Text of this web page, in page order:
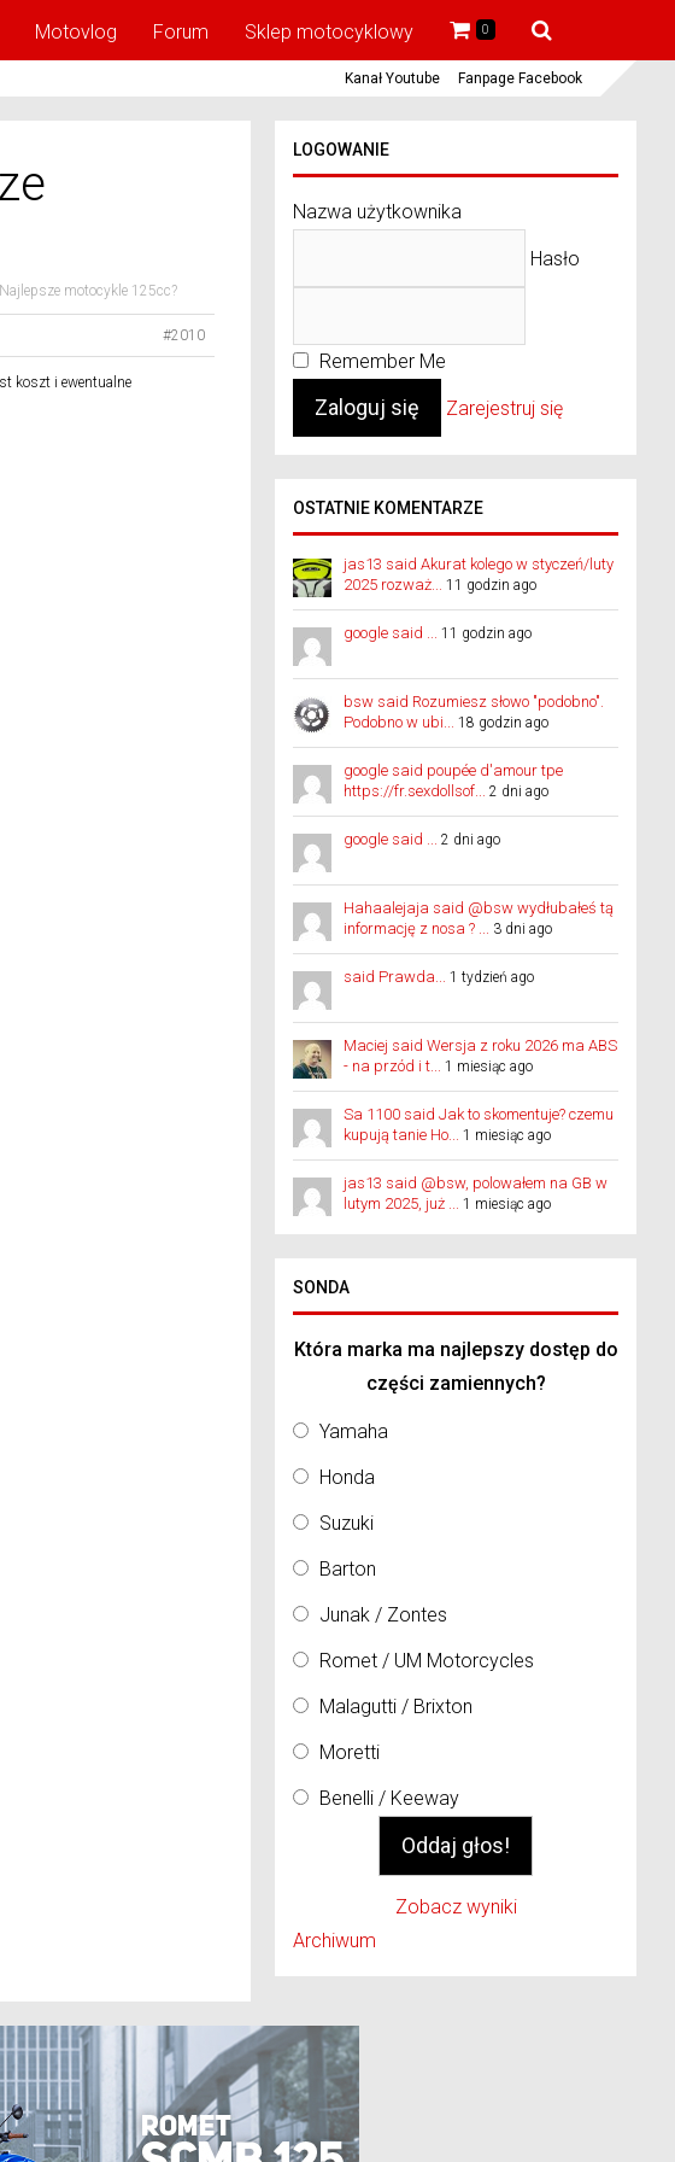
Motovlog Forum Sklep motocyklowy 0
Kanał Youtube Fanpage Facebook
motocykle 125cc?
#2010
koszt i ewentualne
LOGOWANIE
Nazwa użytkownika
Hasło
Remember Me
Zarejestruj się
OSTATNIE KOMENTARZE
jas13 said Akurat kolego w styczeń/luty
2025 rozważ... 11 godzin ago
google said ... 11 godzin ago
bsw said Rozumiesz słowo "podobno".
Podobno w ubi... 18 godzin ago
google said poupée d'amour tpe
https://fr.sexdollsof... 2 dni ago
google said ... 2 dni ago
Hahaalejaja said @bsw wydłubałeś tą
informację z nosa ? ... 3 dni ago
said Prawda... 1 tydzień ago
Maciej said Wersja z roku 2026 ma ABS
- na przód i t... 1 miesiąc ago
Sa 1100 said Jak to skomentuje? czemu
kupują tanie Ho... 1 miesiąc ago
jas13 said @bsw, polowałem na GB w
lutym 2025, już ... 1 miesiąc ago
SONDA
Która marka ma najlepszy dostęp do
części zamiennych?
Yamaha
Honda
Suzuki
Barton
Junak / Zontes
Romet / UM Motorcycles
Malagutti / Brixton
Moretti
Benelli / Keeway
Zobacz wyniki
Archiwum